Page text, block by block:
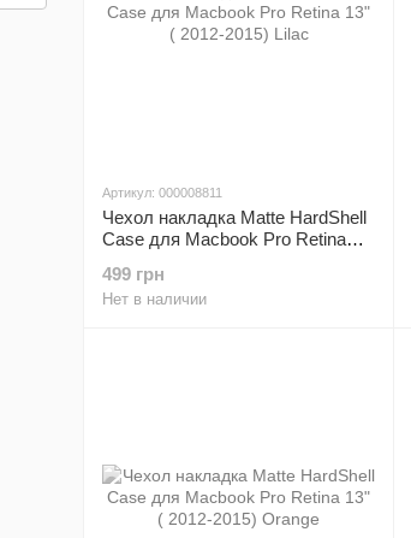
Артикул: 000008811
Чехол накладка Matte HardShell
Case для Macbook Pro Retina
499 грн
Нет в наличии